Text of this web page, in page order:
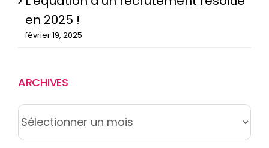
en 2025 !
février 19, 2025
ARCHIVES
ARCHIVES